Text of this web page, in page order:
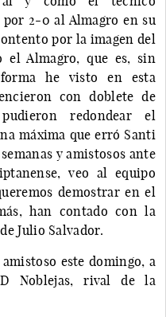
por 2-0 al Almagro en su
por la imagen del
el Almagro, que es, sin
he visto en esta
con doblete de
redondear el
máxima que erró Santi
y amistosos ante
veo al equipo
demostrar en el
han contado con la
Julio Salvador.
este domingo, a
Noblejas, rival de la